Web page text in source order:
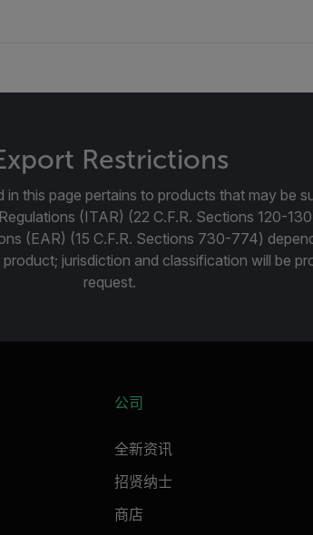
Restrictions
this page pertains to products that may be
(ITAR) (22 C.F.R. Sections 120-
(EAR) (15 C.F.R. Sections 730-774)
jurisdiction and classification will be
request.
公司
全新资讯
招贤纳士
商店